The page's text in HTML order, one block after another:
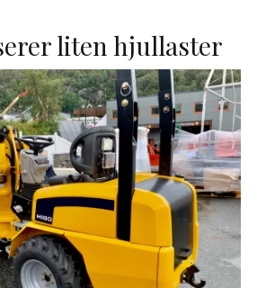
liten hjullaster